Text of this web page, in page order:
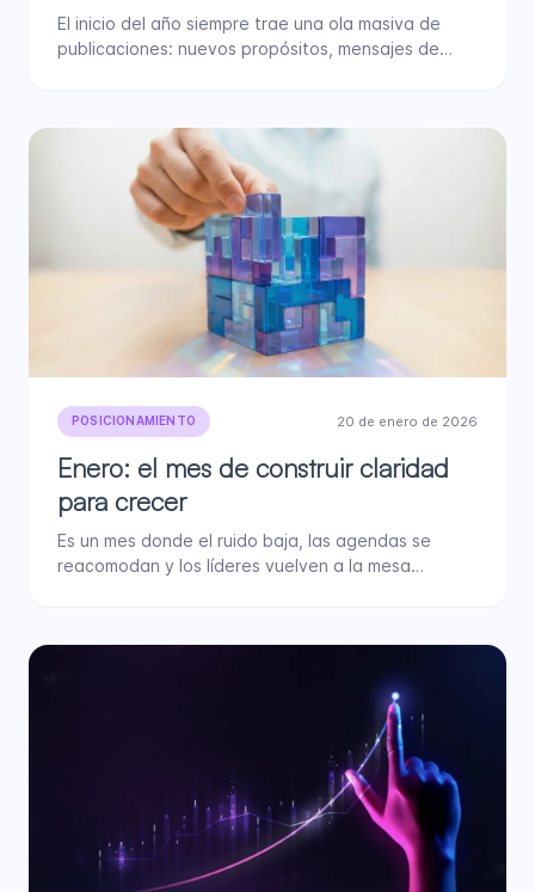
El inicio del año siempre trae una ola masiva de
publicaciones: nuevos propósitos, mensajes de
POSICIONAMIENTO 20 de enero de 2026
Enero: el mes de construir claridad
para crecer
Es un mes donde el ruido baja, las agendas se
reacomodan y los líderes vuelven a la mesa…